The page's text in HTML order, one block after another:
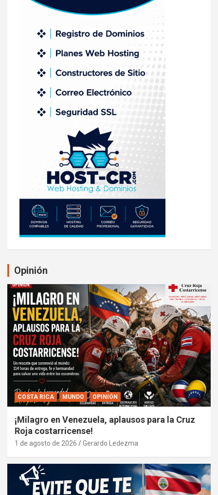
Opinión
COSTA RICA MUNDO OPINIÓN
¡Milagro en Venezuela, aplausos para la Cruz
Roja costarricense!
1 de agosto de 2026 Gerardo Ledezma